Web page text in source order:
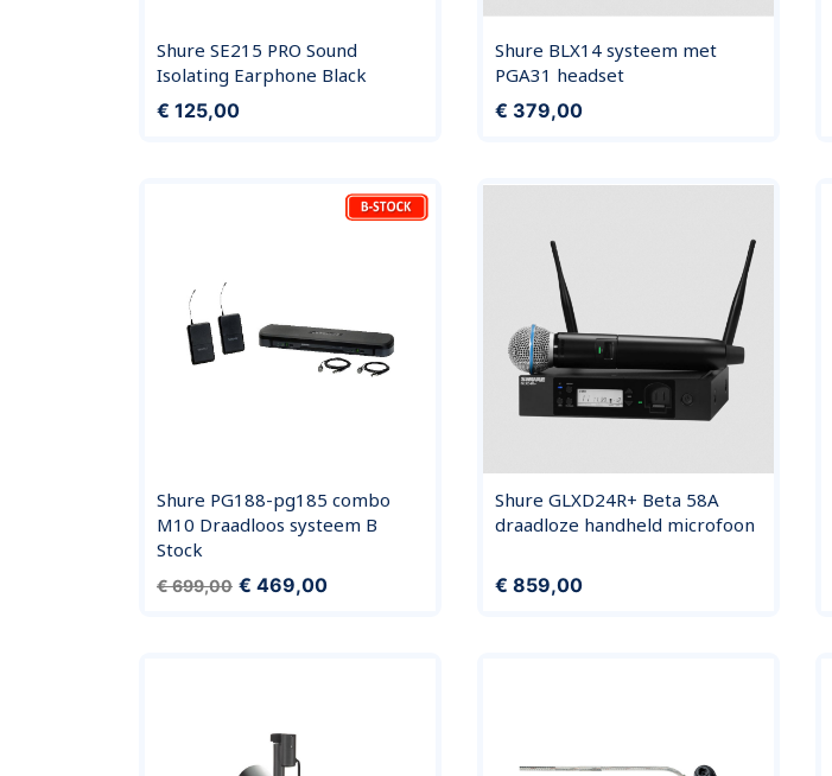
Shure SE215 PRO Sound
Isolating Earphone Black
Prijs
€ 125,00
Shure BLX14 systeem met
PGA31 headset
Prijs
€ 379,00
Shure PG188-pg185 combo
M10 Draadloos systeem B
Stock
Normale prijs
€ 699,00 Prijs
€ 469,00
Shure GLXD24R+ Beta 58A
draadloze handheld microfoon
Prijs
€ 859,00